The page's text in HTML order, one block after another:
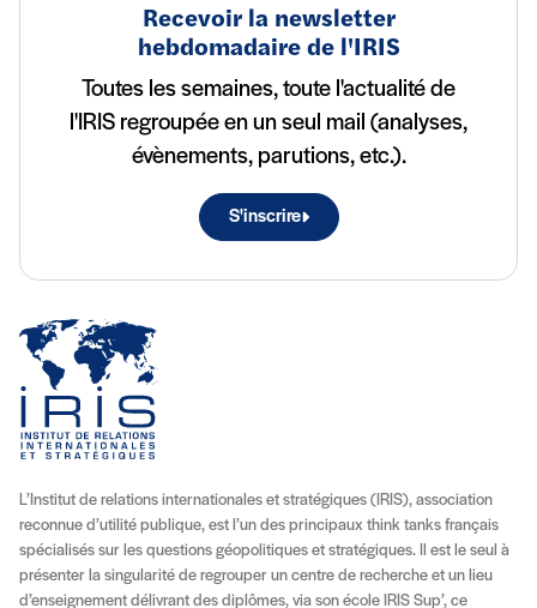
Recevoir la newsletter
hebdomadaire de l'IRIS
Toutes les semaines, toute l'actualité de
l'IRIS regroupée en un seul mail (analyses,
évènements, parutions, etc.).
S'inscrire
L’Institut de relations internationales et stratégiques (IRIS), association
reconnue d’utilité publique, est l’un des principaux think tanks français
spécialisés sur les questions géopolitiques et stratégiques. Il est le seul à
présenter la singularité de regrouper un centre de recherche et un lieu
d’enseignement délivrant des diplômes, via son école IRIS Sup’, ce